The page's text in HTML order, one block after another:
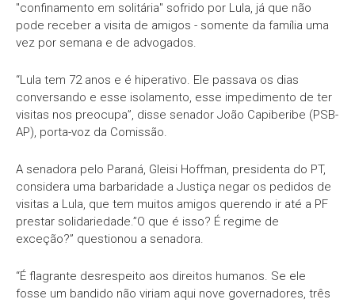
"confinamento em solitária" sofrido por Lula, já que não
pode receber a visita de amigos - somente da família uma
vez por semana e de advogados.
“Lula tem 72 anos e é hiperativo. Ele passava os dias
conversando e esse isolamento, esse impedimento de ter
visitas nos preocupa”, disse senador João Capiberibe (PSB-
AP), porta-voz da Comissão.
A senadora pelo Paraná, Gleisi Hoffman, presidenta do PT,
considera uma barbaridade a Justiça negar os pedidos de
visitas a Lula, que tem muitos amigos querendo ir até a PF
prestar solidariedade.”O que é isso? É regime de
exceção?” questionou a senadora.
“É flagrante desrespeito aos direitos humanos. Se ele
fosse um bandido não viriam aqui nove governadores, três